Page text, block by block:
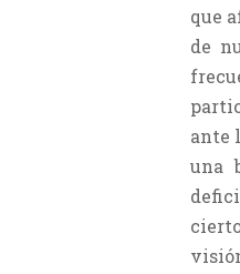
que
de
ante
una